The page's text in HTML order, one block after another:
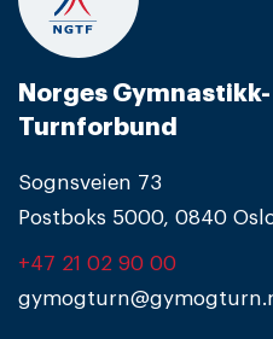
Norges
Turnforbund
Sognsveien 73
Postboks 5000, 0840
+47 21 02 90 00